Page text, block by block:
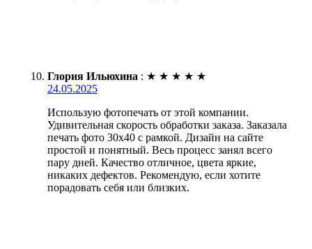
Глория Ильюхина : ★ ★ ★ ★ ★
24.05.2025
Использую фотопечать от этой компании.
Удивительная скорость обработки заказа. Заказала
печать фото 30х40 с рамкой. Дизайн на сайте
простой и понятный. Весь процесс занял всего
пару дней. Качество отличное, цвета яркие,
никаких дефектов. Рекомендую, если хотите
порадовать себя или близких.